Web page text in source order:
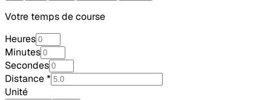
Votre temps de course
Heures
Minutes
Secondes
Distance*
Unité